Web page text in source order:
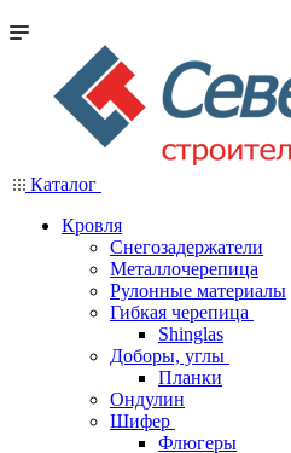
Каталог
Кровля
Снегозадержатели
Металлочерепица
Рулонные материалы
Гибкая черепица
Shinglas
Доборы, углы
Планки
Ондулин
Шифер
Флюгеры